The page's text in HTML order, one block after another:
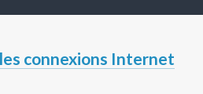
connexions Internet